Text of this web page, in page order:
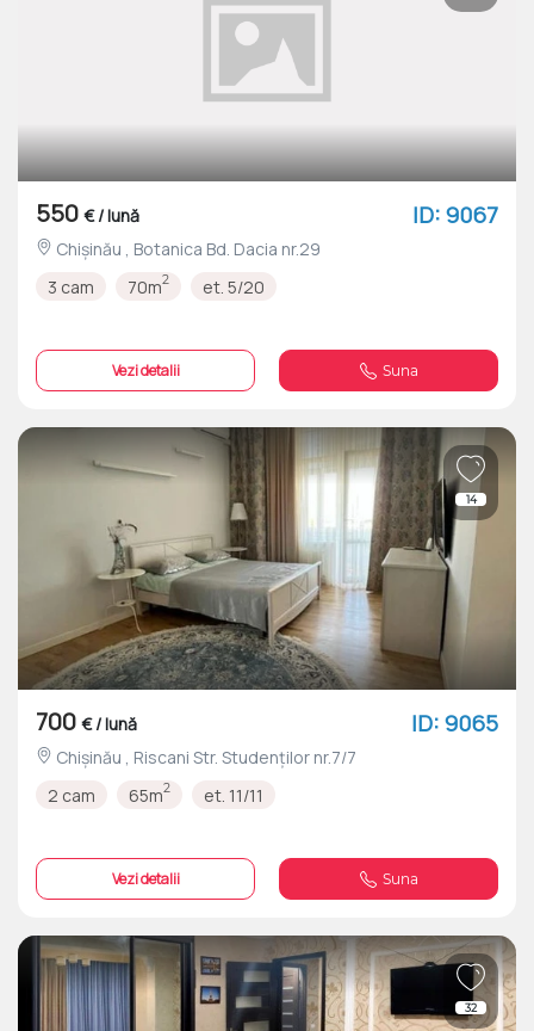
550 € / lună ID: 9067
Chișinău , Botanica Bd. Dacia nr.29
3 cam
70m2 et. 5/20
Vezi detalii Suna
14
700 € / lună ID: 9065
Chișinău , Riscani Str. Studenţilor nr.7/7
2 cam
65m2 et. 11/11
Vezi detalii Suna
32